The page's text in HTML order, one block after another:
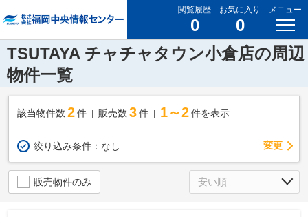
閲覧履歴
0
お気に入り
0
メニュー
TSUTAYA チャチャタウン小倉店の周辺
物件一覧
該当物件数 2件 販売数 3 件 1～2 件を表示
絞り込み条件： なし 変更
販売物件のみ